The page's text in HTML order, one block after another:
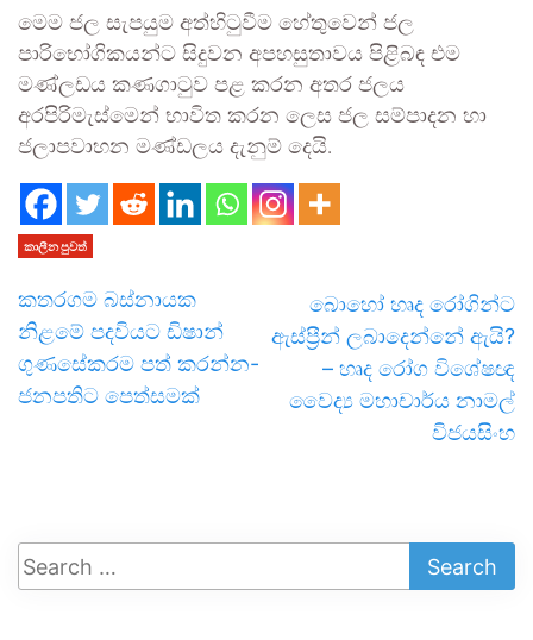
මෙම ජල සැපයුම අත්හිටුවීම හේතුවෙන් ජල
පාරිභෝගිකයන්ට සිදුවන අපහසුතාවය පිළිබඳ එම
මණ්ලඩය කණගාටුව පළ කරන අතර ජලය
අරපිරිමැස්මෙන් භාවිත කරන ලෙස ජල සම්පාදන හා
ජලාපවාහන මණ්ඩලය දැනුම් දෙයි.
කාලීන පුවත්
කතරගම බස්නායක
නිළමේ පදවියට ඩිෂාන්
ගුණසේකරම පත් කරන්න-
ජනපතිට පෙත්සමක්
බොහෝ හෘද රෝගින්ට
ඇස්ප්‍රීන් ලබාදෙන්නේ ඇයි?
– හෘද රෝග විශේෂඥ
වෛද්‍ය මහාචාර්ය නාමල්
විජයසිංහ